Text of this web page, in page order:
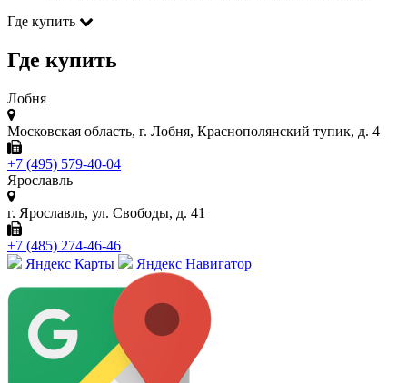
Где купить
Где купить
Лобня
Московская область, г. Лобня, Краснополянский тупик, д. 4
+7 (495) 579-40-04
Ярославль
г. Ярославль, ул. Свободы, д. 41
+7 (485) 274-46-46
Яндекс Карты
Яндекс Навигатор